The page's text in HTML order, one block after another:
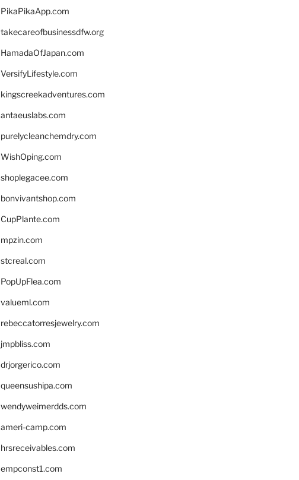
PikaPikaApp.com
takecareofbusinessdfw.org
HamadaOfJapan.com
VersifyLifestyle.com
kingscreekadventures.com
antaeuslabs.com
purelycleanchemdry.com
WishOping.com
shoplegacee.com
bonvivantshop.com
CupPlante.com
mpzin.com
stcreal.com
PopUpFlea.com
valueml.com
rebeccatorresjewelry.com
jmpbliss.com
drjorgerico.com
queensushipa.com
wendyweimerdds.com
ameri-camp.com
hrsreceivables.com
empconst1.com